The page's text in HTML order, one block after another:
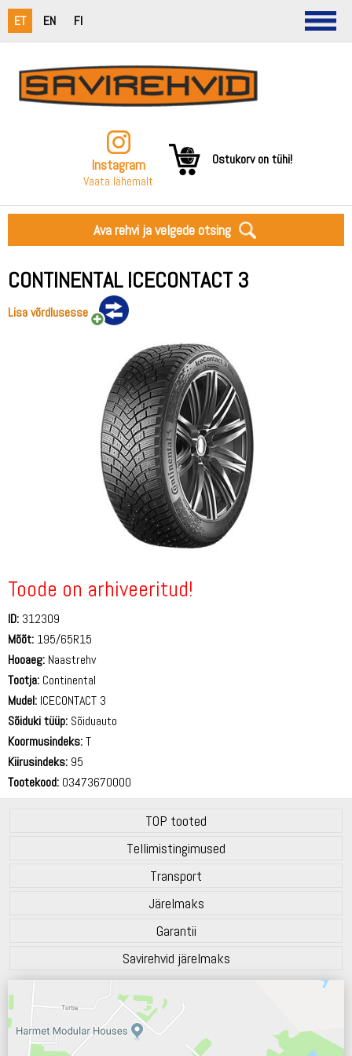
ET EN FI
Instagram
Vaata lähemalt
Ostukorv on tühi!
Ava rehvi ja velgede otsing
CONTINENTAL ICECONTACT 3
Lisa võrdlusesse
Toode on arhiveeritud!
ID: 312309
Mõõt: 195/65R15
Hooaeg: Naastrehv
Tootja: Continental
Mudel: ICECONTACT 3
Sõiduki tüüp: Sõiduauto
Koormusindeks:T
Kiirusindeks: 95
Tootekood: 03473670000
TOP tooted
Tellimistingimused
Transport
Järelmaks
Garantii
Savirehvid järelmaks